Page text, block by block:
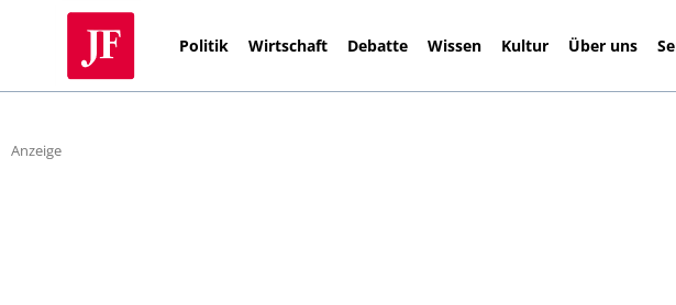
Politik Wirtschaft Debatte Wissen Kultur Über uns
Anzeige